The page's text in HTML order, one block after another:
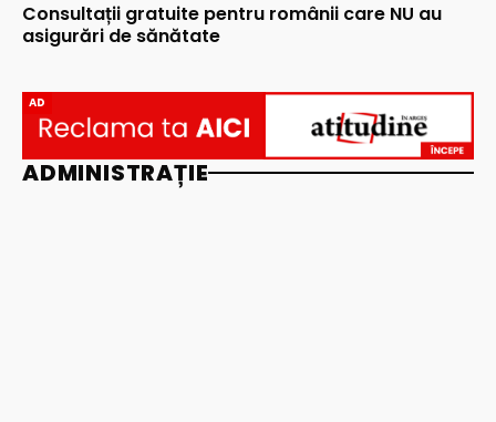
Consultații gratuite pentru românii care NU au
asigurări de sănătate
AD
ADMINISTRAȚIE